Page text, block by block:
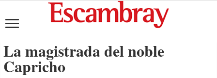
La magistrada del noble
Capricho